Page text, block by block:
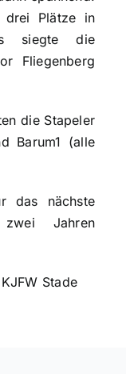
drei Plätze in
siegte die
Fliegenberg
die Stapeler
Barum1 (alle
das nächste
Jahren
Stade